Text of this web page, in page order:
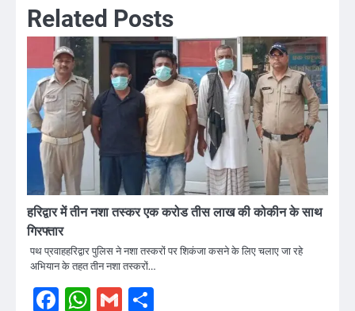
Related Posts
हरिद्वार में तीन नशा तस्कर एक करोड तीस लाख की कोकीन के साथ
गिरफ्तार
पथ प्रवाहहरिद्वार पुलिस ने नशा तस्करों पर शिकंजा कसने के लिए चलाए जा रहे
अभियान के तहत तीन नशा तस्करों…
Facebook
WhatsApp
Gmail